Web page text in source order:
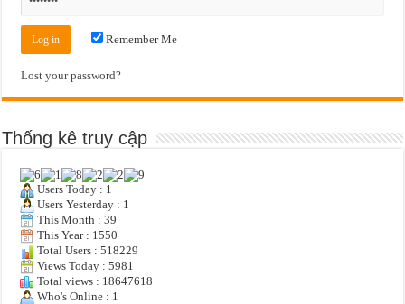
Remember Me
Lost your password?
Thống kê truy cập
Users Today : 1
Users Yesterday : 1
This Month : 39
This Year : 1550
Total Users : 518229
Views Today : 5981
Total views : 18647618
Who's Online : 1